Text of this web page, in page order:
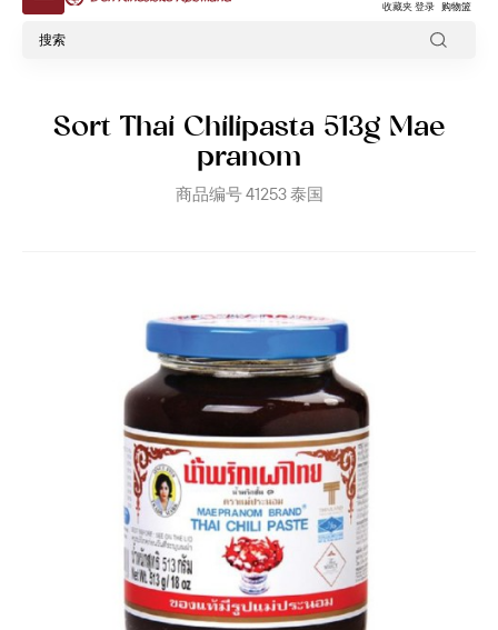
收藏夹登录 购物篮
Sort Thai Chilipasta 513g Mae
pranom
商品编号41253泰国